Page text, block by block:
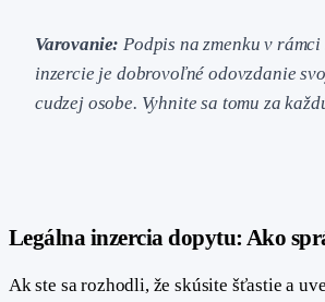
Varovanie: Podpis na zmenku v
inzercie je dobrovoľné odovzdanie
cudzej osobe. Vyhnite sa tomu za
Legálna inzercia dopytu: Ako
Ak ste sa rozhodli, že skúsite šťastie a